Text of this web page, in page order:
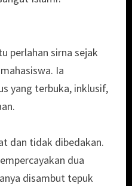
perlahan sirna sejak
Ia
yang terbuka, inklusif,
dan tidak dibedakan.
dua
disambut tepuk